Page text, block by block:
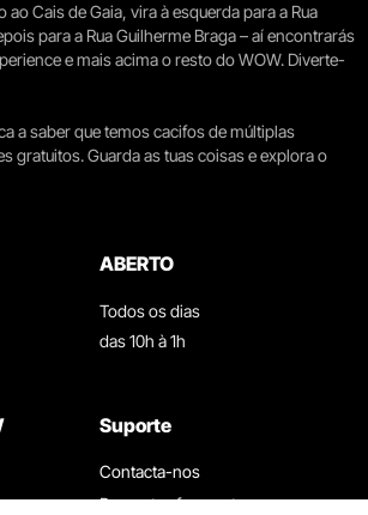
ao Cais de Gaia, vira à esquerda para a Rua
para a Rua Guilherme Braga – aí encontrarás
e mais acima o resto do WOW. Diverte-
a saber que temos cacifos de múltiplas
gratuitos. Guarda as tuas coisas e explora o
ABERTO
Todos os dias
das 10h à 1h
Suporte
Contacta-nos
Perguntas frequentes